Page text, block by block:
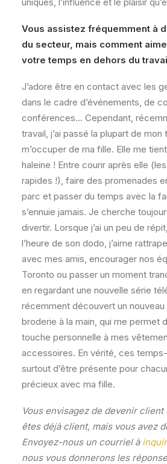
Vous assistez fréquemment à
du secteur, mais comment
votre temps en dehors du
J’adore être en contact avec les
dans le cadre d’événements, de
conférences… Cependant,
travail, j’ai passé la plupart de mon
m’occuper de ma fille. Elle me
haleine ! Entre courir après elle
rapides !), faire des promenades
parc et passer du temps avec la
s’ennuie jamais. Je cherche
divertir. Lorsque j’ai un peu de
l’heure de son dodo, j’aime
avec mes amis, encourager nos
Toronto ou passer un moment
en regardant une nouvelle série
récemment découvert un
broderie à la main, qui me permet
touche personnelle à mes
accessoires. En vérité, ces
surtout d’être présente pour
précieux avec ma fille.
Vous envisagez de devenir client
êtes déjà client, mais vous avez
Envoyez-nous un courriel à
nous vous donnerons les